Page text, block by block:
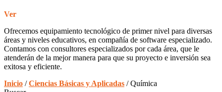
Ver
Ofrecemos equipamiento tecnológico de primer nivel para diversas
áreas y niveles educativos, en compañía de software especializado.
Contamos con consultores especializados por cada área, que le
atenderán de la mejor manera para que su proyecto e inversión sea
exitosa y eficiente.
Inicio /Ciencias Básicas y Aplicadas / Química